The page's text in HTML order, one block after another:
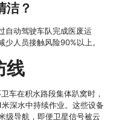
洁？
自动驾驶车队完成医废运
人员接触风险90%以上。
线
车在积水路段集体趴窝时，
深水中持续作业。这些设备
级导航，即便卫星信号被云